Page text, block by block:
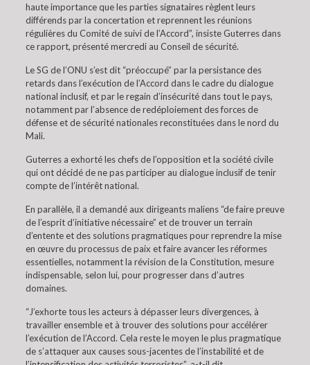
haute importance que les parties signataires règlent leurs
différends par la concertation et reprennent les réunions
régulières du Comité de suivi de l’Accord”, insiste Guterres dans
ce rapport, présenté mercredi au Conseil de sécurité.
Le SG de l’ONU s’est dit “préoccupé” par la persistance des
retards dans l’exécution de l’Accord dans le cadre du dialogue
national inclusif, et par le regain d’insécurité dans tout le pays,
notamment par l’absence de redéploiement des forces de
défense et de sécurité nationales reconstituées dans le nord du
Mali.
Guterres a exhorté les chefs de l’opposition et la société civile
qui ont décidé de ne pas participer au dialogue inclusif de tenir
compte de l’intérêt national.
En parallèle, il a demandé aux dirigeants maliens “de faire preuve
de l’esprit d’initiative nécessaire” et de trouver un terrain
d’entente et des solutions pragmatiques pour reprendre la mise
en œuvre du processus de paix et faire avancer les réformes
essentielles, notamment la révision de la Constitution, mesure
indispensable, selon lui, pour progresser dans d’autres
domaines.
“J’exhorte tous les acteurs à dépasser leurs divergences, à
travailler ensemble et à trouver des solutions pour accélérer
l’exécution de l’Accord. Cela reste le moyen le plus pragmatique
de s’attaquer aux causes sous-jacentes de l’instabilité et de